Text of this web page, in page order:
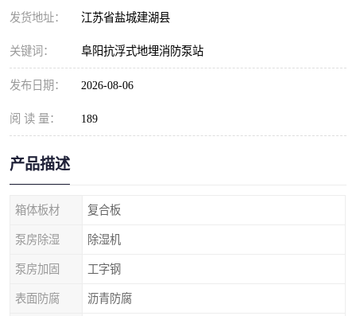
发货地址： 江苏省盐城建湖县
关键词： 阜阳抗浮式地埋消防泵站
发布日期： 2026-08-06
阅 读 量： 189
产品描述
箱体板材 复合板
泵房除湿 除湿机
泵房加固 工字钢
表面防腐 沥青防腐